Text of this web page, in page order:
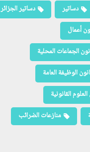
دساتير
دساتير الجزائر
أعمال
الجماعات المحلية
الوظيفة العامة
القانونية
منازعات الضرائب